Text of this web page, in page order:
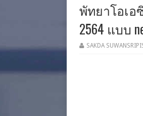
พัทยาโอเอ
2564 แบบ
SAKDA